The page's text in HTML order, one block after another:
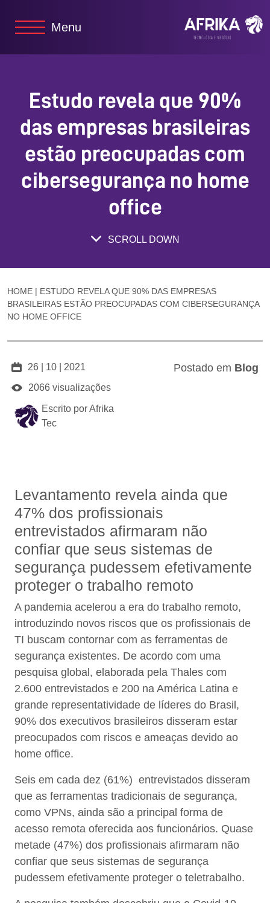
Menu
Estudo revela que 90%
das empresas brasileiras
estão preocupadas com
cibersegurança no home
office
SCROLL DOWN
HOME | ESTUDO REVELA QUE 90% DAS EMPRESAS
BRASILEIRAS ESTÃO PREOCUPADAS COM CIBERSEGURANÇA
NO HOME OFFICE
26 | 10 | 2021
2066 visualizações
Escrito por Afrika
Tec
Postado em Blog
Levantamento revela ainda que
47% dos profissionais
entrevistados afirmaram não
confiar que seus sistemas de
segurança pudessem efetivamente
proteger o trabalho remoto
A pandemia acelerou a era do trabalho remoto,
introduzindo novos riscos que os profissionais de
TI buscam contornar com as ferramentas de
segurança existentes. De acordo com uma
pesquisa global, elaborada pela Thales com
2.600 entrevistados e 200 na América Latina e
grande representatividade de líderes do Brasil,
90% dos executivos brasileiros disseram estar
preocupados com riscos e ameaças devido ao
home office.
Seis em cada dez (61%) entrevistados disseram
que as ferramentas tradicionais de segurança,
como VPNs, ainda são a principal forma de
acesso remota oferecida aos funcionários. Quase
metade (47%) dos profissionais afirmaram não
confiar que seus sistemas de segurança
pudessem efetivamente proteger o teletrabalho.